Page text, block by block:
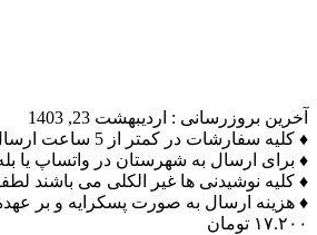
آخرین بروزرسانی : اردیبهشت 23, 1403
♦ کلیه سفارشات در کمتر از 5 ساعت ارسال میگردد.
♦ برای ارسال به شهرستان در واتساپ یا
♦ کلیه نوشیدنی ها غیر الکلی می باشند
♦ هزینه ارسال به صورت پسکرایه و بر
۱۷.۲۰۰ تومان